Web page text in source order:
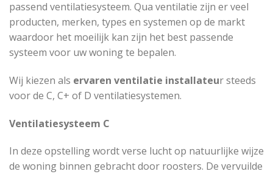
passend ventilatiesysteem. Qua ventilatie zijn er veel
producten, merken, types en systemen op de markt
waardoor het moeilijk kan zijn het best passende
systeem voor uw woning te bepalen.
Wij kiezen als ervaren ventilatie installateur steeds
voor de C, C+ of D ventilatiesystemen.
Ventilatiesysteem C
In deze opstelling wordt verse lucht op natuurlijke wijze
de woning binnen gebracht door roosters. De vervuilde